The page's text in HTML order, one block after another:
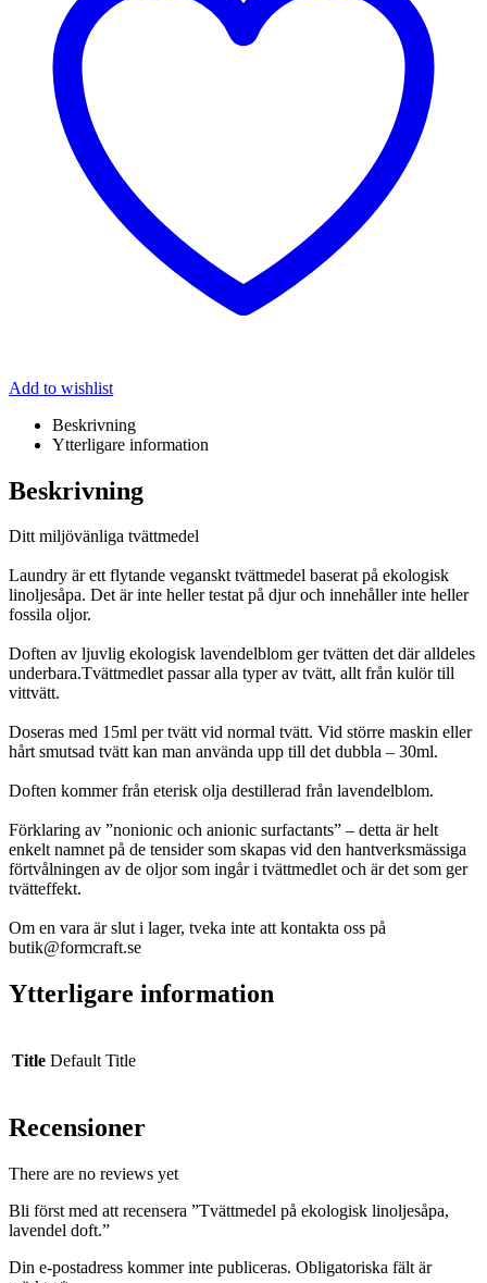
Add to wishlist
Beskrivning
Ytterligare information
Beskrivning
Ditt miljövänliga tvättmedel
Laundry är ett flytande veganskt tvättmedel baserat på ekologisk
linoljesåpa. Det är inte heller testat på djur och innehåller inte heller
fossila oljor.
Doften av ljuvlig ekologisk lavendelblom ger tvätten det där alldeles
underbara.Tvättmedlet passar alla typer av tvätt, allt från kulör till
vittvätt.
Doseras med 15ml per tvätt vid normal tvätt. Vid större maskin eller
hårt smutsad tvätt kan man använda upp till det dubbla – 30ml.
Doften kommer från eterisk olja destillerad från lavendelblom.
Förklaring av ”nonionic och anionic surfactants” – detta är helt
enkelt namnet på de tensider som skapas vid den hantverksmässiga
förtvålningen av de oljor som ingår i tvättmedlet och är det som ger
tvätteffekt.
Om en vara är slut i lager, tveka inte att kontakta oss på
butik@formcraft.se
Ytterligare information
Title Default Title
Recensioner
There are no reviews yet
Bli först med att recensera ”Tvättmedel på ekologisk linoljesåpa,
lavendel doft.”
Din e-postadress kommer inte publiceras. Obligatoriska fält är